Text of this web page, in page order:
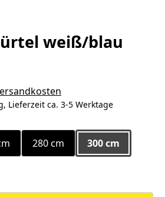
weiß/blau
Lieferzeit ca. 3-5 Werktage
280 cm 300 cm